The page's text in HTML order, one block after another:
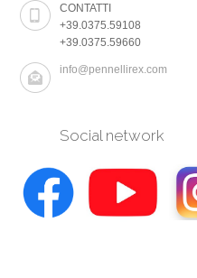
CONTATTI
+39.0375.59108
+39.0375.59660
info@pennellirex.com
Social network